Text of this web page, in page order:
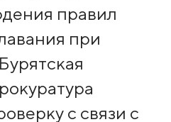
правил
при
с связи с